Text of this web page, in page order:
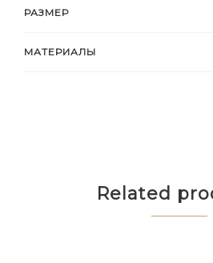
РАЗМЕР
МАТЕРИАЛЫ
Related